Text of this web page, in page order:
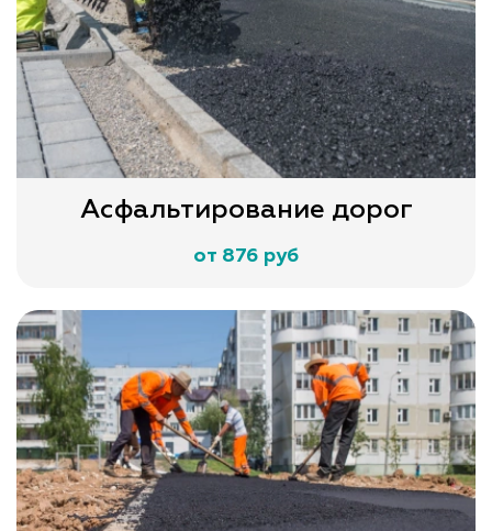
Асфальтирование дорог
от 876 руб